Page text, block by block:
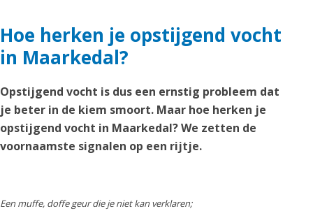
Hoe herken je opstijgend vocht
in Maarkedal?
Opstijgend vocht is dus een ernstig probleem dat
je beter in de kiem smoort. Maar hoe herken je
opstijgend vocht in Maarkedal? We zetten de
voornaamste signalen op een rijtje.
Een muffe, doffe geur die je niet kan verklaren;